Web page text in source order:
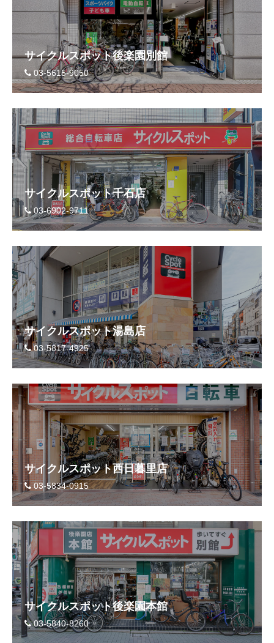
サイクルスポット後楽園別館
03-5615-9050
サイクルスポット千石店
03-6902-9711
サイクルスポット湯島店
03-5817-4925
サイクルスポット西日暮里店
03-5834-0915
サイクルスポット後楽園本館
03-5840-8260